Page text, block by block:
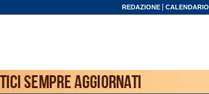
REDAZIONE CALENDARIO